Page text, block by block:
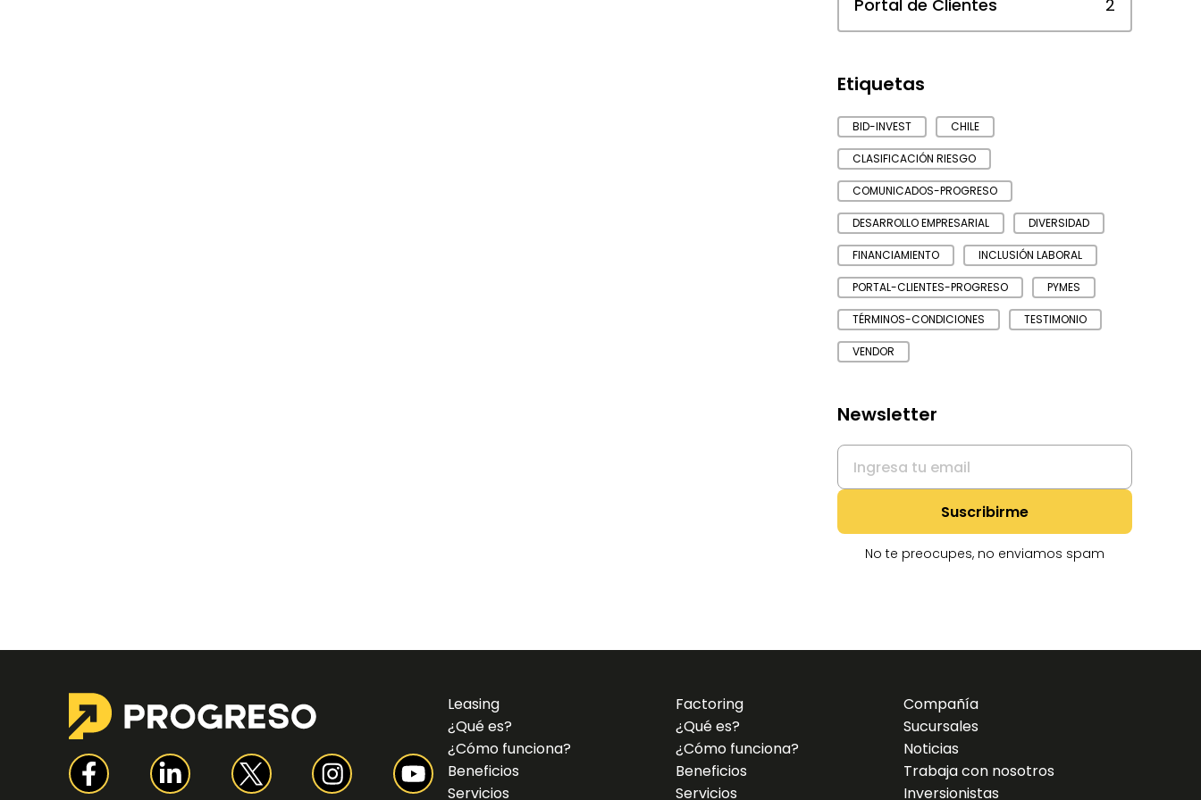
Portal de Clientes 2
Etiquetas
BID-INVEST CHILE
CLASIFICACIÓN RIESGO
COMUNICADOS-PROGRESO
DESARROLLO EMPRESARIAL DIVERSIDAD
FINANCIAMIENTO INCLUSIÓN LABORAL
PORTAL-CLIENTES-PROGRESO PYMES
TÉRMINOS-CONDICIONES TESTIMONIO
VENDOR
Newsletter
No te preocupes, no enviamos spam
Leasing
¿Qué es?
¿Cómo funciona?
Beneficios
Servicios
Factoring
¿Qué es?
¿Cómo funciona?
Beneficios
Servicios
Compañía
Sucursales
Noticias
Trabaja con nosotros
Inversionistas